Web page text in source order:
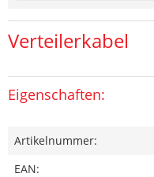
Verteilerkabel
Eigenschaften:
Artikelnummer:
EAN: